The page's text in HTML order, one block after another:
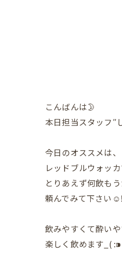
こんばんは🌛
本日担当スタッフ″
今日のオススメは、
レッドブルウォッ
とりあえず何飲も
頼んでみて下さい
飲みやすくて酔い
楽しく飲めます_( :⁍